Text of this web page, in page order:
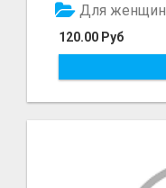
120.00 Руб
Для женщин